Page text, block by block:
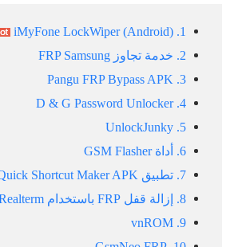
1. iMyFone LockWiper (Android)
2. خدمة تجاوز FRP Samsung
3. Pangu FRP Bypass APK
4. D & G Password Unlocker
5. UnlockJunky
6. أداة GSM Flasher
7. تطبيق Quick Shortcut Maker APK
8. إزالة قفل FRP باستخدام Realterm
9. vnROM